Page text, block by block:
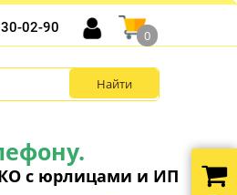
с юрлицами и ИП
02-90
0